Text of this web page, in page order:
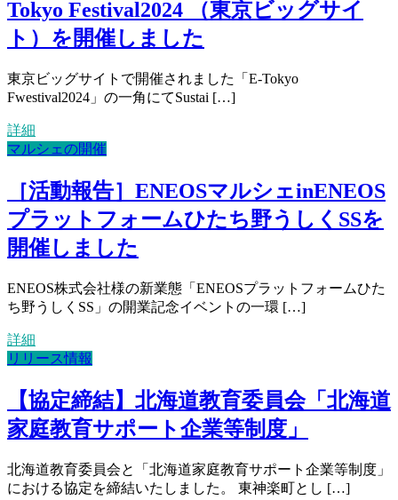
Tokyo Festival2024 （東京ビッグサイ
ト）を開催しました
東京ビッグサイトで開催されました「E-Tokyo
Fwestival2024」の一角にてSustai […]
詳細
マルシェの開催
［活動報告］ENEOSマルシェinENEOS
プラットフォームひたち野うしくSSを
開催しました
ENEOS株式会社様の新業態「ENEOSプラットフォームひた
ち野うしくSS」の開業記念イベントの一環 […]
詳細
リリース情報
【協定締結】北海道教育委員会「北海道
家庭教育サポート企業等制度」
北海道教育委員会と「北海道家庭教育サポート企業等制度」
における協定を締結いたしました。 東神楽町とし […]